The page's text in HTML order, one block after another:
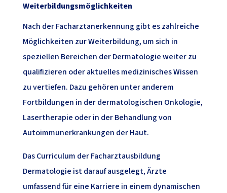
Weiterbildungsmöglichkeiten
Nach der Facharztanerkennung gibt es zahlreiche
Möglichkeiten zur Weiterbildung, um sich in
speziellen Bereichen der Dermatologie weiter zu
qualifizieren oder aktuelles medizinisches Wissen
zu vertiefen. Dazu gehören unter anderem
Fortbildungen in der dermatologischen Onkologie,
Lasertherapie oder in der Behandlung von
Autoimmunerkrankungen der Haut.
Das Curriculum der Facharztausbildung
Dermatologie ist darauf ausgelegt, Ärzte
umfassend für eine Karriere in einem dynamischen